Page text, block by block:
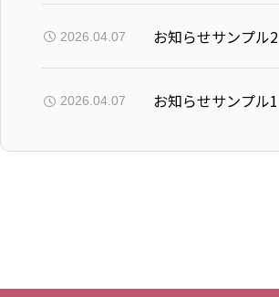
2026.04.07 お知らせサンプル2
2026.04.07 お知らせサンプル1